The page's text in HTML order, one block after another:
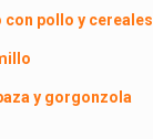
pollo y cereales
y gorgonzola